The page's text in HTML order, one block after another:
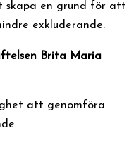
skapa en grund för att
exkluderande.
Brita Maria
att genomföra